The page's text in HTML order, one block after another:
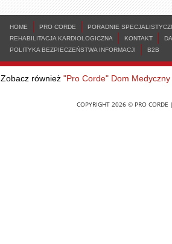
HOME PRO CORDE
PORADNIE
REHABILITACJA KARDIOLOGICZNA
KONTAKT
POLITYKA BEZPIECZEŃSTWA INFORMACJI
B2B
Zobacz również "Pro Corde" Dom Medyczny
COPYRIGHT 2026 © PRO CORDE